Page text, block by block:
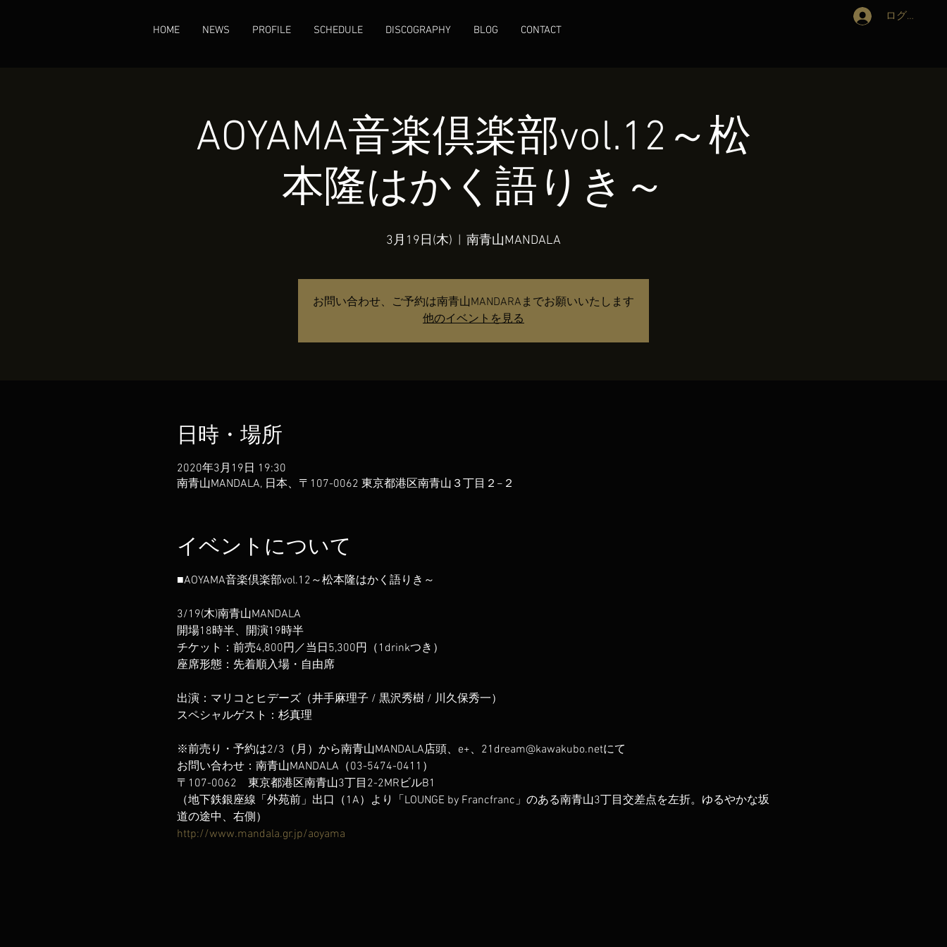
HOME NEWS PROFILE SCHEDULE DISCOGRAPHY BLOG CONTACT
ログイン
AOYAMA音楽倶楽部vol.12～松
本隆はかく語りき～
3月19日(木) 南青山MANDALA
お問い合わせ、ご予約は南青山MANDARAまでお願いいたします
他のイベントを見る
日時・場所
2020年3月19日 19:30
南青山MANDALA, 日本、〒107-0062 東京都港区南青山３丁目２−２
イベントについて
3/19(木)南青山MANDALA
開場18時半、開演19時半
チケット：前売4,800円／当日5,300円（1drinkつき）
出演：マリコとヒデーズ（井手麻理子 / 黒沢秀樹 / 川久保秀一）
※前売り・予約は2/3（月）から南青山MANDALA店頭、e+、21dream@kawakubo.netにて
お問い合わせ：南青山MANDALA（03-5474-0411）
〒107-0062　東京都港区南青山3丁目2-2MRビルB1
（地下鉄銀座線「外苑前」出口（1A）より「LOUNGE by Francfranc」のある南青山3丁目交差点を左折。ゆるやかな坂
http://www.mandala.gr.jp/aoyama